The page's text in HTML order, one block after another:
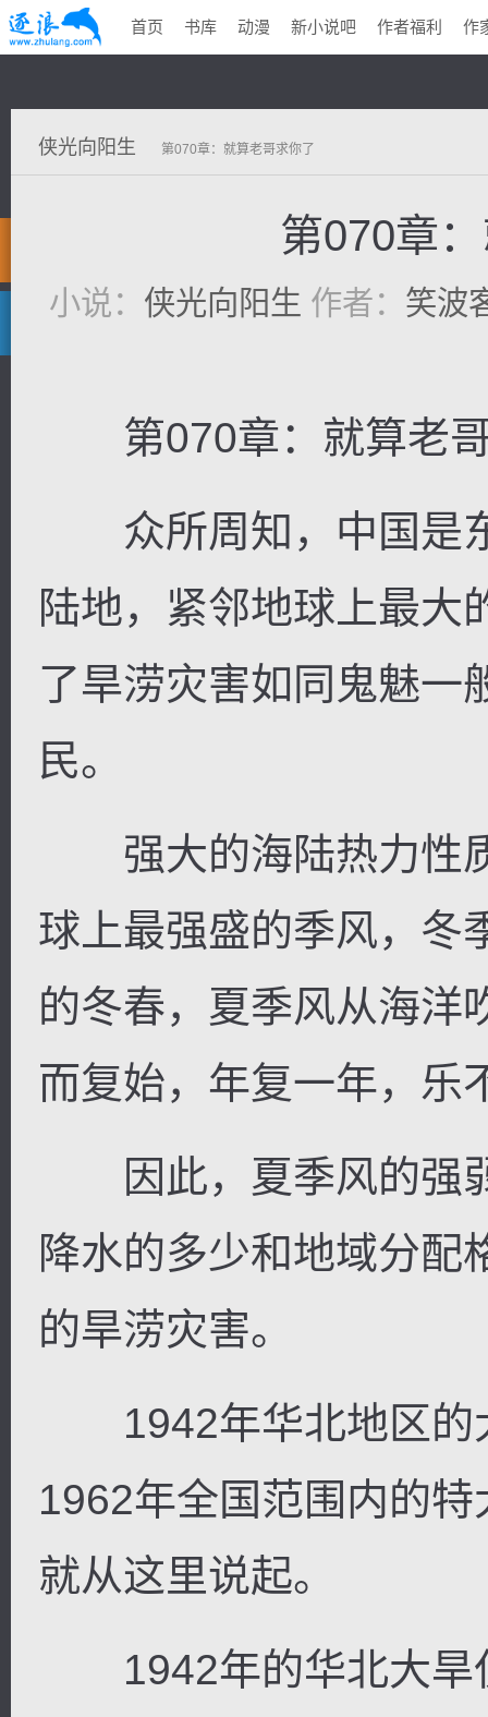
首页 书库 动漫 新小说吧 作者福利 作
侠光向阳生 第070章：就算老哥求你了
第070章
小说： 侠光向阳生 作者： 笑波
第070章：就算老
众所周知，中国是
陆地，紧邻地球上最大
了旱涝灾害如同鬼魅一
民。
强大的海陆热力性
球上最强盛的季风，冬
的冬春，夏季风从海洋
而复始，年复一年，乐
因此，夏季风的强
降水的多少和地域分配
的旱涝灾害。
1942年华北地区的
1962年全国范围内的
就从这里说起。
1942年的华北大旱